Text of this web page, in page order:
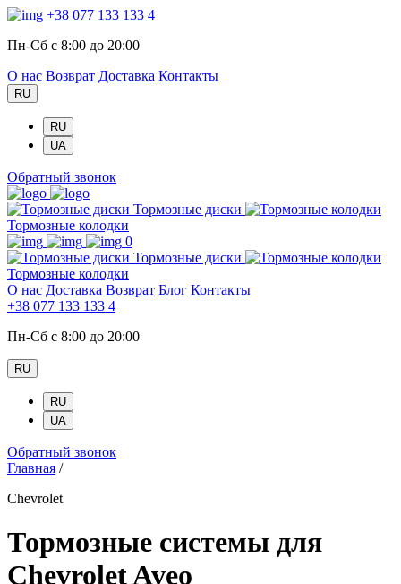
+38 077 133 133 4
Пн-Сб с 8:00 до 20:00
О нас Возврат Доставка Контакты
RU
RU
UA
Обратный звонок
Тормозные диски
Тормозные колодки
0
Тормозные диски
Тормозные колодки
О нас Доставка Возврат Блог Контакты
+38 077 133 133 4
Пн-Сб с 8:00 до 20:00
RU
RU
UA
Обратный звонок
Главная /
Chevrolet
Тормозные системы для
Chevrolet Aveo